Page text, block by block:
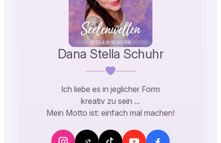
Dana Stella Schuhr
Ich liebe es in jeglicher Form
kreativ zu sein …
Mein Motto ist: einfach mal machen!